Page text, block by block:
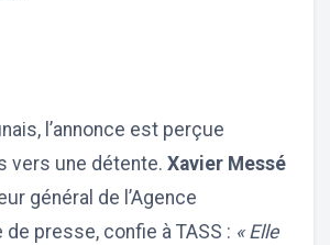
l’annonce est perçue
vers une détente. Xavier Messé
général de l’Agence
presse, confie à TASS : « Elle